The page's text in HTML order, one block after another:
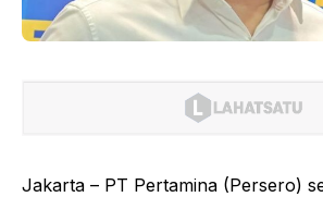
Jakarta – PT Pertamina (Persero)